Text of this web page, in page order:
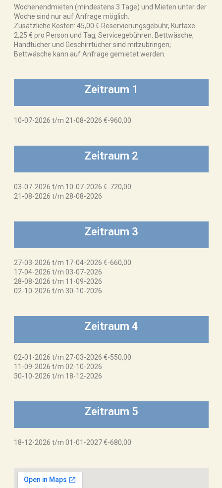
Wochenendmieten (mindestens 3 Tage) und Mieten unter der
Woche sind nur auf Anfrage möglich.
Zusätzliche Kosten: 45,00 € Reservierungsgebühr, Kurtaxe
2,25 € pro Person und Tag, Servicegebühren. Bettwäsche,
Handtücher und Geschirrtücher sind mitzubringen;
Bettwäsche kann auf Anfrage gemietet werden.
Zeitraum 1
10-07-2026 t/m 21-08-2026 €-960,00
Zeitraum 2
03-07-2026 t/m 10-07-2026 €-720,00
21-08-2026 t/m 28-08-2026
Zeitraum 3
27-03-2026 t/m 17-04-2026 €-660,00
17-04-2026 t/m 03-07-2026
28-08-2026 t/m 11-09-2026
02-10-2026 t/m 30-10-2026
Zeitraum 4
02-01-2026 t/m 27-03-2026 €-550,00
11-09-2026 t/m 02-10-2026
30-10-2026 t/m 18-12-2026
Zeitraum 5
18-12-2026 t/m 01-01-2027 €-680,00